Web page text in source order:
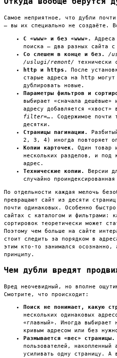
Самое неприятное, что дубли
— вы их специально не создаёте.
С «www» и без «www». Адреса
поиска — два разных сайта с
Со слешем в конце и без.
/
/uslugi/remont/ технически
http и https.
После
старые адреса на http могут
дублировать новые.
Параметры фильтров и
выбирает «сначала
адресу добавляется «хвост»
filter=… . Содержимое почти
десятки.
Страницы пагинации.
2, 3, 4) иногда повторяет
Копии карточек.
Один товар
нескольких разделов, и под
адрес.
Технические копии.
Версии
случайно
По отдельности каждая мелочь
превращают сайт из десяти
почти одинаковых. Особенно
сайтах с каталогом и фильтрами:
сортировок теоретически может
Поэтому чем больше на сайте
стоит следить за порядком в
этим кто-то занимался осознанно,
принципу.
Чем дубли вредят
Вред неочевидный, но вполне
Смотрите, что происходит:
Поиск не понимает, какую
нескольких одинаковых
«главный». Иногда
кривым адресом или без
Размывается «вес» страницы.
пользователей,
усиливать одну страницу. А